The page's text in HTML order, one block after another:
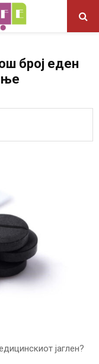
број еден
јаглен?